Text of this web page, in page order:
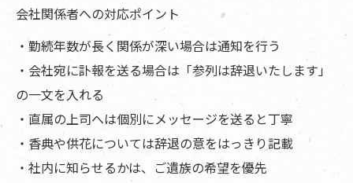
会社関係者への対応ポイント
・勤続年数が長く関係が深い場合は通知を行う
・会社宛に訃報を送る場合は「参列は辞退いたします」
の一文を入れる
・直属の上司へは個別にメッセージを送ると丁寧
・香典や供花については辞退の意をはっきり記載
・社内に知らせるかは、ご遺族の希望を優先